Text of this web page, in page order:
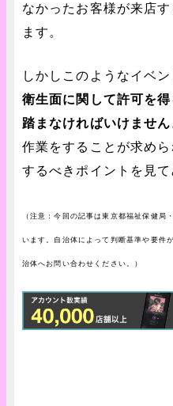
なかったお客様が来店
ます。
しかしこのようなイベ
衛生面に関して許可を
踏まなければいけません
作業をすることが求め
するべきポイントを見て
（注意：今回の記事は東京都福祉保健局
います。自治体によって判断基準や要件
治体へお問い合わせください。）